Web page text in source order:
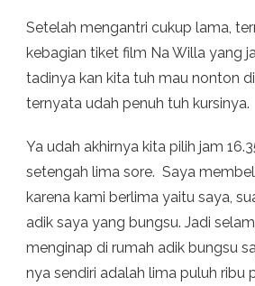
Setelah mengantri cukup lama,
kebagian tiket film Na Willa yang
tadinya kan kita tuh mau nonton
ternyata udah penuh tuh kursinya.
Ya udah akhirnya kita pilih jam
setengah lima sore. Saya
karena kami berlima yaitu saya,
adik saya yang bungsu. Jadi
menginap di rumah adik bungsu
nya sendiri adalah lima puluh ribu